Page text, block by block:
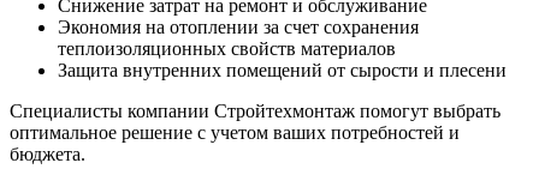
Снижение затрат на ремонт и обслуживание
Экономия на отоплении за счет сохранения
теплоизоляционных свойств материалов
Защита внутренних помещений от сырости и плесени
Специалисты компании Стройтехмонтаж помогут выбрать
оптимальное решение с учетом ваших потребностей и
бюджета.